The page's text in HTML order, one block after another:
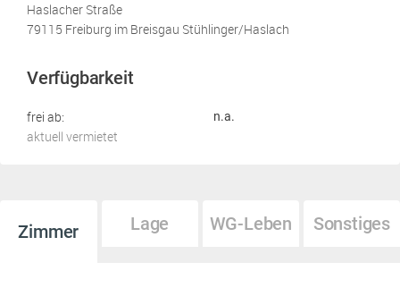
Haslacher Straße
79115 Freiburg im Breisgau Stühlinger/Haslach
Verfügbarkeit
frei ab: n.a.
aktuell vermietet
Zimmer Lage WG-Leben Sonstiges